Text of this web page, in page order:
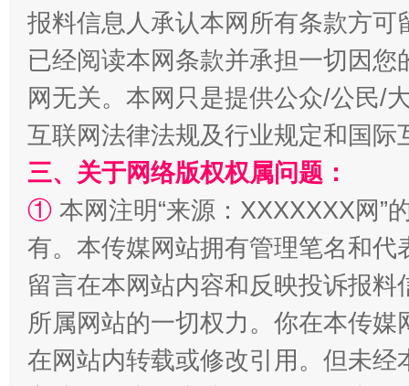
全民健身五年计划来了！等你上场
阿坝州三大球赛在茂县开幕 规模
报料信息人承认本网所有条款方
已经阅读本网条款并承担一切因
网无关。本网只是提供公众/公民/
互联网法律法规及行业规定和国
三、关于网络版权权属问题：
① 本网注明“来源：XXXXXXX网”
有。本传媒网站拥有管理笔名和
留言在本网站内容和反映投诉报
所属网站的一切权力。你在本传
在网站内转载或修改引用。但未